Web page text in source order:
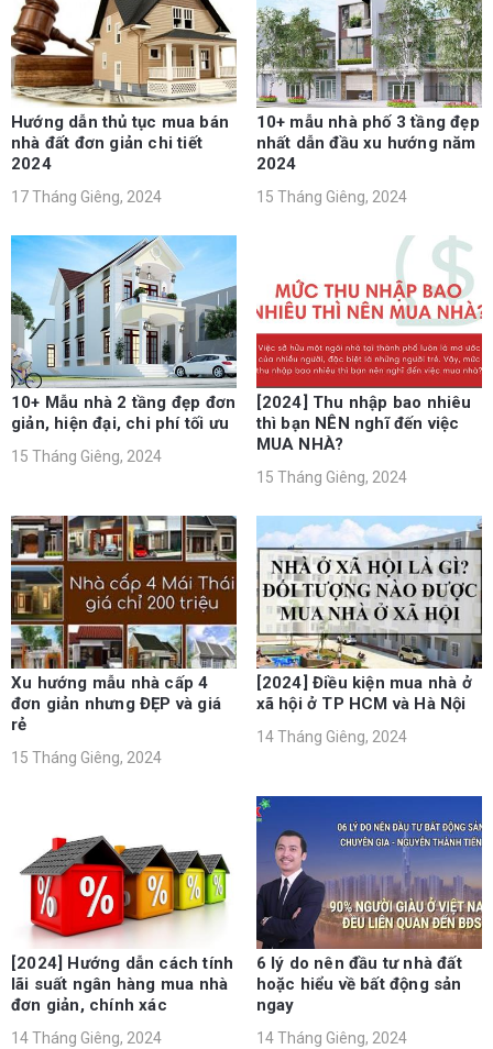
Hướng dẫn thủ tục mua bán
nhà đất đơn giản chi tiết
2024
17 Tháng Giêng, 2024
10+ mẫu nhà phố 3 tầng đẹp
nhất dẫn đầu xu hướng năm
2024
15 Tháng Giêng, 2024
10+ Mẫu nhà 2 tầng đẹp đơn
giản, hiện đại, chi phí tối ưu
15 Tháng Giêng, 2024
[2024] Thu nhập bao nhiêu
thì bạn NÊN nghĩ đến việc
MUA NHÀ?
15 Tháng Giêng, 2024
Xu hướng mẫu nhà cấp 4
đơn giản nhưng ĐẸP và giá
rẻ
15 Tháng Giêng, 2024
[2024] Điều kiện mua nhà ở
xã hội ở TP HCM và Hà Nội
14 Tháng Giêng, 2024
[2024] Hướng dẫn cách tính
lãi suất ngân hàng mua nhà
đơn giản, chính xác
14 Tháng Giêng, 2024
6 lý do nên đầu tư nhà đất
hoặc hiểu về bất động sản
ngay
14 Tháng Giêng, 2024